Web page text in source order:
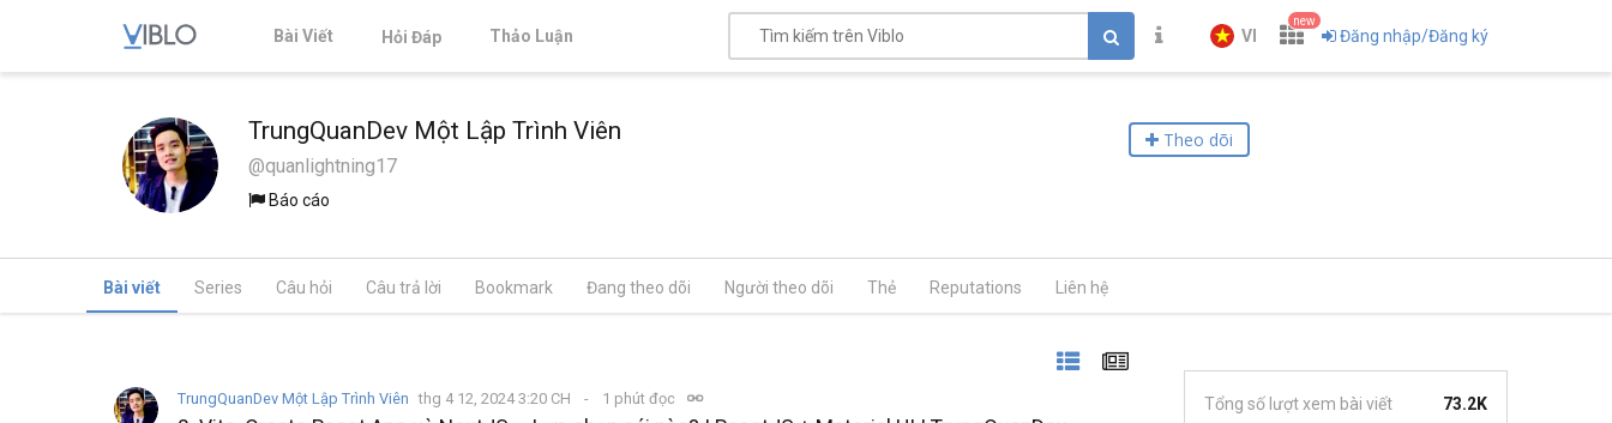
Bài Viết Hỏi Đáp Thảo Luận VI
new
Đăng nhập/Đăng ký
TrungQuanDev Một Lập Trình Viên
@quanlightning17
Báo cáo
Theo dõi
Bài viết Series Câu hỏi Câu trả lời Bookmark Đang theo dõi Người theo dõi Thẻ Reputations Liên hệ
TrungQuanDev Một Lập Trình Viên thg 4 12, 2024 3:20 CH 1 phút đọc Tổng số lượt xem bài viết
73.2K